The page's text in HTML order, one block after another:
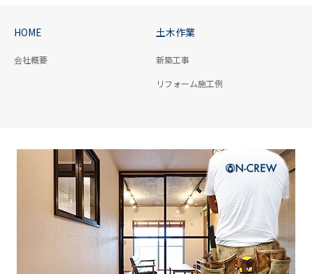
HOME
会社概要
土木作業
新築工事
リフォーム施工例